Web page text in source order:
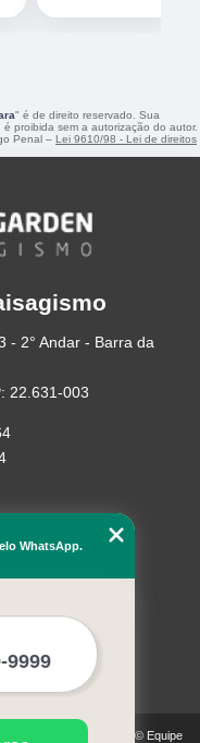
" é de direito reservado. Sua
proibida sem a autorização do autor.
Penal – Lei 9610/98 - Lei de direitos
- 2° Andar - Barra da
22.631-003
autorais. Copyright© Equipe
WhatsApp.